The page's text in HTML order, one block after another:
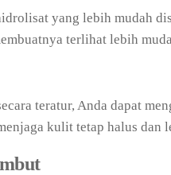
yang lebih mudah
terlihat lebih
teratur, Anda dapat
kulit tetap halus dan